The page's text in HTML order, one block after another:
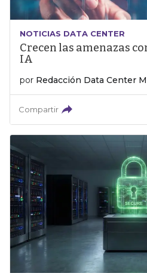
NOTICIAS DATA CENTER
Crecen las amenazas
IA
por Redacción Data Center
Compartir